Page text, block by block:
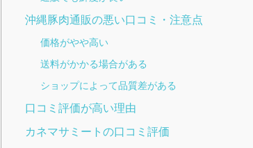
沖縄豚肉通販の悪い口コミ・注意点
価格がやや高い
送料がかかる場合がある
ショップによって品質差がある
口コミ評価が高い理由
カネマサミートの口コミ評価